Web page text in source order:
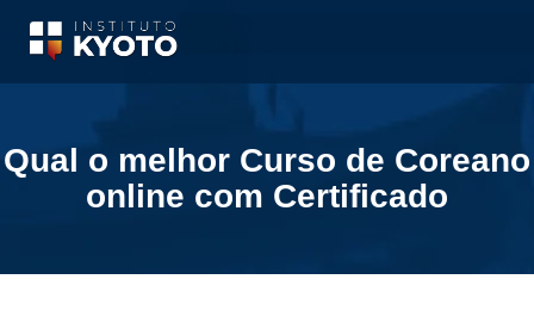
Qual o melhor Curso de Coreano
online com Certificado